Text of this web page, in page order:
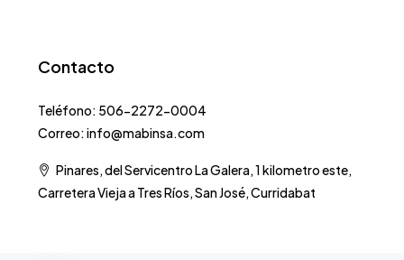
Contacto
Teléfono: 506-2272-0004
Correo: info@mabinsa.com
Pinares, del Servicentro La Galera, 1 kilometro este,
Carretera Vieja a Tres Ríos, San José, Curridabat